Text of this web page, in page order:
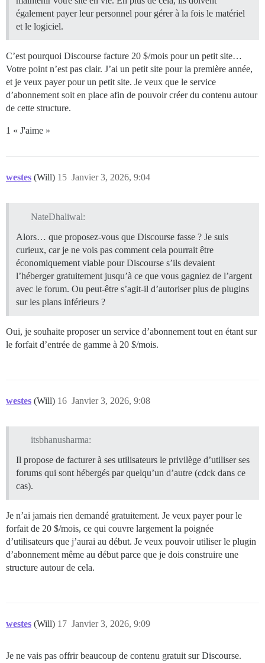
également payer leur personnel pour gérer à la fois le matériel
et le logiciel.
C’est pourquoi Discourse facture 20 $/mois pour un petit site…
Votre point n’est pas clair. J’ai un petit site pour la première année,
et je veux payer pour un petit site. Je veux que le service
d’abonnement soit en place afin de pouvoir créer du contenu autour
de cette structure.
1 « J'aime »
westes (Will) Janvier 3, 2026, 9:04
15
NateDhaliwal:
Alors… que proposez-vous que Discourse fasse ? Je suis
curieux, car je ne vois pas comment cela pourrait être
économiquement viable pour Discourse s’ils devaient
l’héberger gratuitement jusqu’à ce que vous gagniez de l’argent
avec le forum. Ou peut-être s’agit-il d’autoriser plus de plugins
sur les plans inférieurs ?
Oui, je souhaite proposer un service d’abonnement tout en étant sur
le forfait d’entrée de gamme à 20 $/mois.
westes (Will) Janvier 3, 2026, 9:08
16
itsbhanusharma:
Il propose de facturer à ses utilisateurs le privilège d’utiliser ses
forums qui sont hébergés par quelqu’un d’autre (cdck dans ce
cas).
Je n’ai jamais rien demandé gratuitement. Je veux payer pour le
forfait de 20 $/mois, ce qui couvre largement la poignée
d’utilisateurs que j’aurai au début. Je veux pouvoir utiliser le plugin
d’abonnement même au début parce que je dois construire une
structure autour de cela.
westes (Will) Janvier 3, 2026, 9:09
17
Je ne vais pas offrir beaucoup de contenu gratuit sur Discourse.